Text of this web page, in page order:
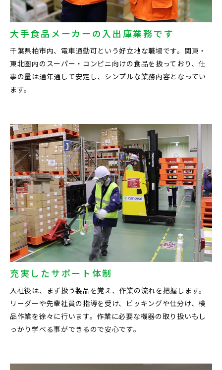
大手食品メーカーの入出庫業務です
千葉県柏市内、電車通勤可という好立地な職場です。関東・
東北圏内のスーパー・コンビニ向けの食品を扱っており、仕
事の量は通年通して安定し、シンプルな業務内容となってい
ます。
充実したサポート体制
入社後は、まず扱う製品を覚え、作業の流れを把握します。
リーダーや先輩社員の指導を受け、ピッキングや仕分け、検
品作業を徐々に行います。作業に必要な機器の取り扱いもし
っかり学べる事ができるので安心です。